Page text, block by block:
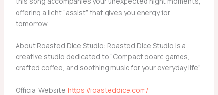
offering a light “assist” that gives you energy for
tomorrow.
About Roasted Dice Studio: Roasted Dice Studio is a
creative studio dedicated to “Compact board games,
crafted coffee, and soothing music for your everyday life”.
Official Website:https://roasteddice.com/